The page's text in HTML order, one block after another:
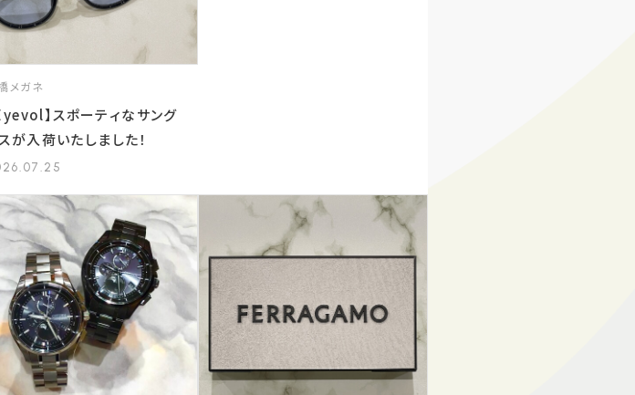
メガネ
】スポーティなサング
が入荷いたしました！